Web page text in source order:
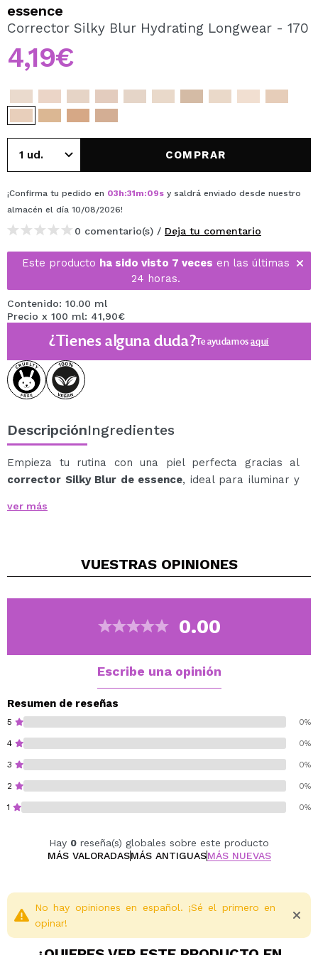
Al crear una cuenta en Maquillalia.com podrás realizar
tus compras rápidamente, revisar el estado de tus
pedidos y consultar tus operaciones anteriores.
CREAR CUENTA
essence
Corrector Silky Blur Hydrating Longwear - 170
4,19€
COMPRAR
¡Confirma tu pedido en 03h:31m:09s y saldrá enviado desde nuestro
almacén el día 10/08/2026!
0 comentario(s) / Deja tu comentario
Este producto ha sido visto 7 veces en las últimas
24 horas.
Contenido: 10.00 ml
Precio x 100 ml: 41,90€
¿Tienes alguna duda?Te ayudamosaquí
DescripciónIngredientes
Empieza tu rutina con una piel perfecta gracias al
corrector Silky Blur de essence, ideal para iluminar y
Su textura líquida y ligera se funde al instante,
El resultado es un acabado mate natural, suave y
Formulado con propiedades hidratantes, se siente
Su innovador aplicador permite una aplicación precisa,
acabado uniforme.
acompañándote intacto durante horas.
Vegan.
Cruelty free.
Paraben free.
Gluten free.
Fragrance free.
ver más
VUESTRAS OPINIONES
0.00
Escribe una opinión
Resumen de reseñas
5 0%
4 0%
3 0%
2 0%
1 0%
Hay 0 reseña(s) globales sobre este producto
MÁS VALORADASMÁS ANTIGUASMÁS NUEVAS
No hay opiniones en español. ¡Sé el primero en
opinar!